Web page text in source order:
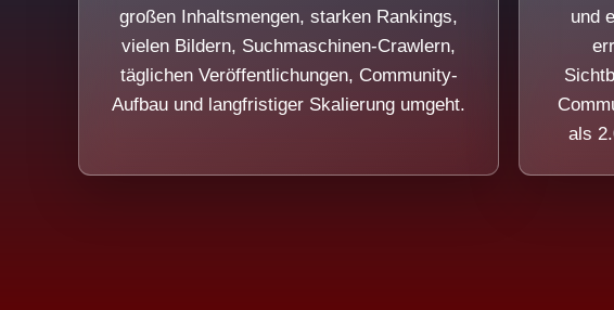
großen Inhaltsmengen, starken Rankings,
vielen Bildern, Suchmaschinen-Crawlern,
täglichen Veröffentlichungen, Community-
Aufbau und langfristiger Skalierung umgeht.
und
als